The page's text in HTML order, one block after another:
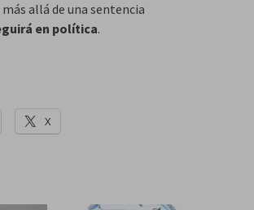
allá de una sentencia
en política.
X